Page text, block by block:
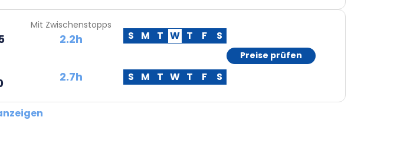
Mit Zwischenstopps
2.2h S M T W T F S
2.7h S M T W T F S
Preise prüfen